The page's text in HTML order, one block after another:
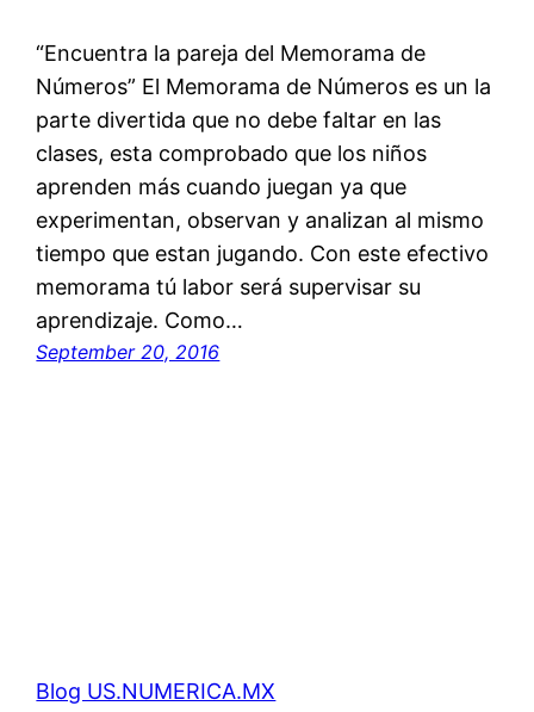
“Encuentra la pareja del Memorama de
Números” El Memorama de Números es un la
parte divertida que no debe faltar en las
clases, esta comprobado que los niños
aprenden más cuando juegan ya que
experimentan, observan y analizan al mismo
tiempo que estan jugando. Con este efectivo
memorama tú labor será supervisar su
aprendizaje. Como…
September 20, 2016
Blog US.NUMERICA.MX